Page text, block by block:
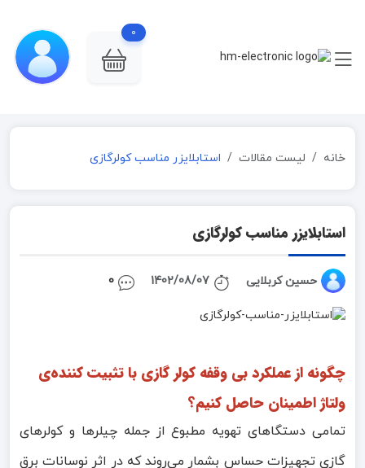
0
خانه لیست مقالات استابلایزر مناسب کولرگازی
استابلایزر مناسب کولرگازی
حسین کربلایی 1402/08/07
0
چگونه از عملکرد بی وقفه کولر گازی با تثبیت کننده‌ی
ولتاژ اطمینان حاصل کنیم؟
تمامی دستگاهای تهویه مطبوع از جمله چیلرها و کولرهای
گازی تجهیزات حساس بشمار می‌روند که در اثر نوسانات برق